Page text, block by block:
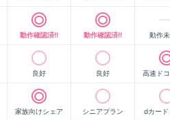
動作確認済!! 動作確認済!! 動作
良好 良好 高速ド
家族向けシェア シニアプラン dカード